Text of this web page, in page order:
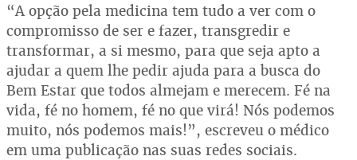
“A opção pela medicina tem tudo a ver com o
compromisso de ser e fazer, transgredir e
transformar, a si mesmo, para que seja apto a
ajudar a quem lhe pedir ajuda para a busca do
Bem Estar que todos almejam e merecem. Fé na
vida, fé no homem, fé no que virá! Nós podemos
muito, nós podemos mais!”, escreveu o médico
em uma publicação nas suas redes sociais.